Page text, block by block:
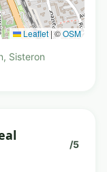
Leaflet |©OSM
Sisteron
/5